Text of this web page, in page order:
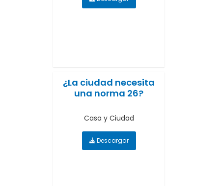
¿La ciudad necesita
una norma 26?
Casa y Ciudad
Descargar